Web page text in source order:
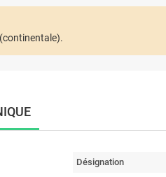
Désignation